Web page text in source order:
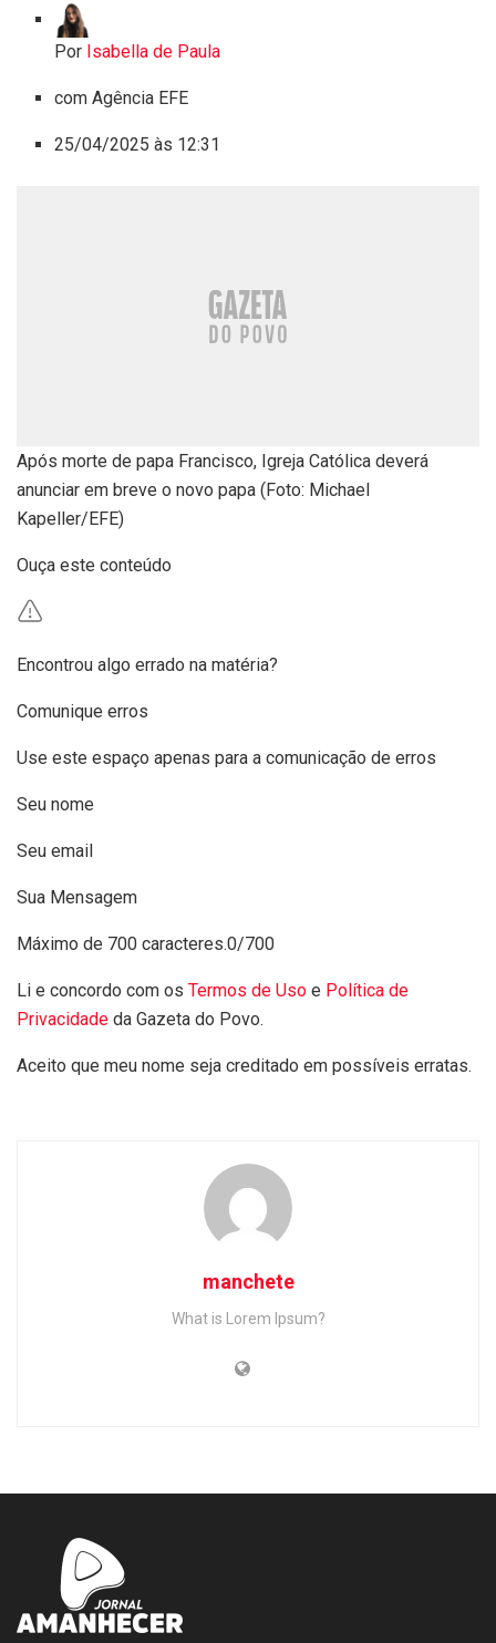
Por Isabella de Paula
com Agência EFE
25/04/2025 às 12:31
Após morte de papa Francisco, Igreja Católica deverá
anunciar em breve o novo papa (Foto: Michael
Kapeller/EFE)
Ouça este conteúdo
Encontrou algo errado na matéria?
Comunique erros
Use este espaço apenas para a comunicação de erros
Seu nome
Seu email
Sua Mensagem
Máximo de 700 caracteres.0/700
Li e concordo com os Termos de Uso e Política de
Privacidade da Gazeta do Povo.
Aceito que meu nome seja creditado em possíveis erratas.
manchete
What is Lorem Ipsum?